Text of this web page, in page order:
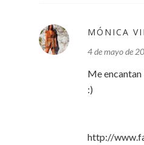
MÓNICA
4 de mayo de
Me encantan
:)
http://